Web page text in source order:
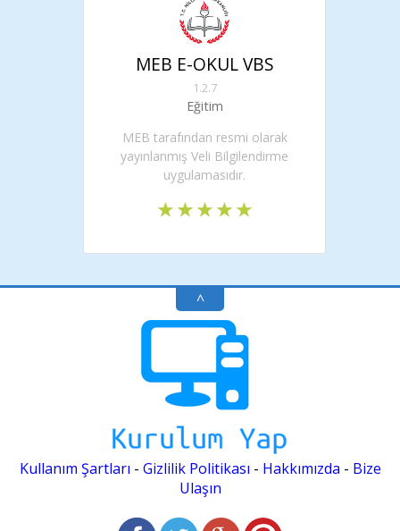
MEB E-OKUL VBS
1.2.7
Eğitim
MEB tarafından resmi olarak
yayınlanmış Veli Bilgilendirme
uygulamasıdır.
^
Kullanım Şartları - Gizlilik Politikası - Hakkımızda - Bize
Ulaşın